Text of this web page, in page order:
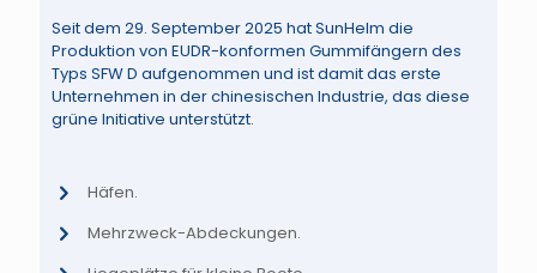
Seit dem 29. September 2025 hat SunHelm die
Produktion von EUDR-konformen Gummifängern des
Typs SFW D aufgenommen und ist damit das erste
Unternehmen in der chinesischen Industrie, das diese
grüne Initiative unterstützt.
Häfen.
Mehrzweck-Abdeckungen.